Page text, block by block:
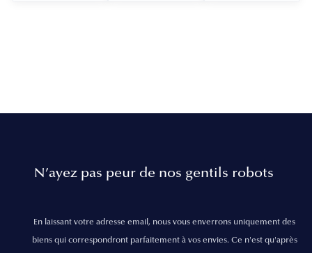
N’ayez pas peur de nos gentils robots
En laissant votre adresse email, nous vous enverrons uniquement des
biens qui correspondront parfaitement à vos envies. Ce n'est qu'après